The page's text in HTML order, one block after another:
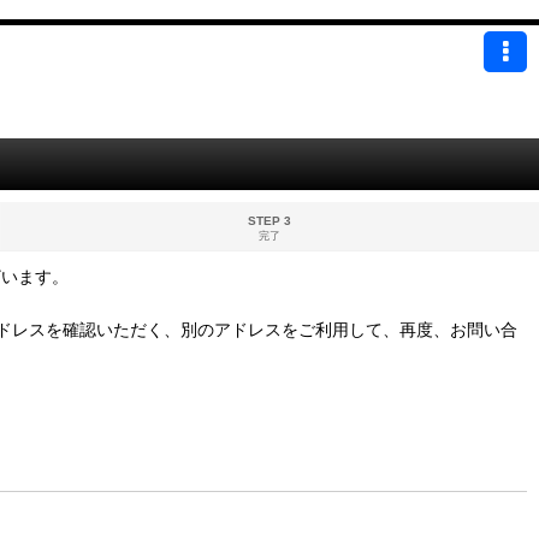
STEP 3
完了
ます。
スを確認いただく、別のアドレスをご利用して、再度、お問い合